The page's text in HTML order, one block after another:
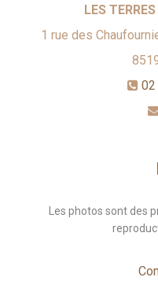
LES
1 rue des
02
Les photos sont des